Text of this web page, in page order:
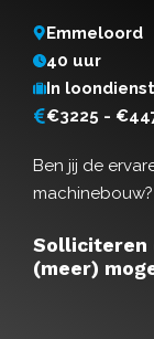
Emmeloord
40 uur
In loondienst
€3225 -
Ben jij de
Solliciteren
(meer)